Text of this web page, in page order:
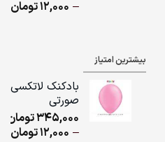
–
12,000تومان
بیشترین امتیاز
بادکنک لاتکسی
صورتی
345,000تومان
–
12,000تومان